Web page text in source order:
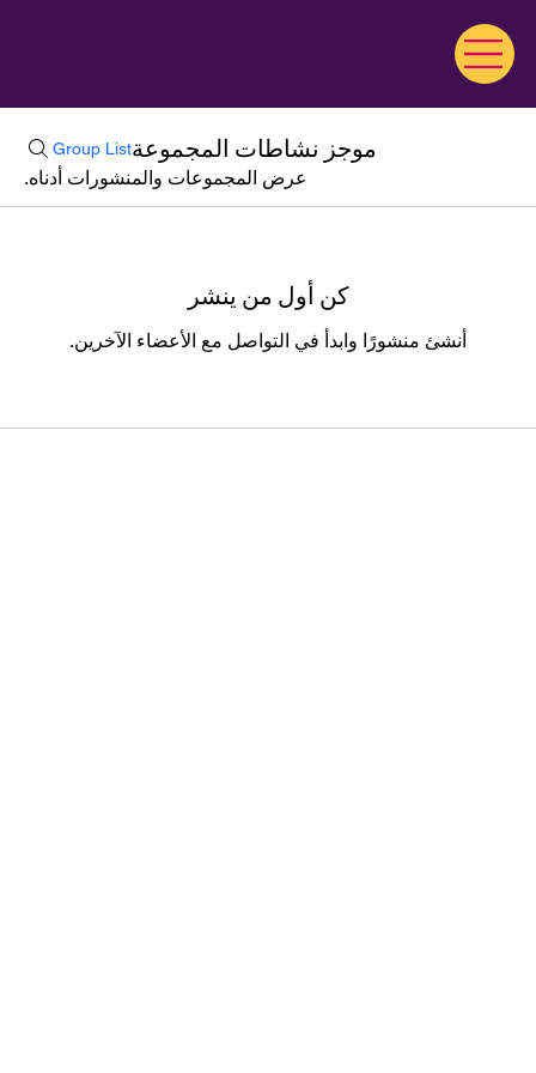
موجز نشاطات المجموعةGroup List
عرض المجموعات والمنشورات أدناه.
كن أول من ينشر
أنشئ منشورًا وابدأ في التواصل مع الأعضاء الآخرين.